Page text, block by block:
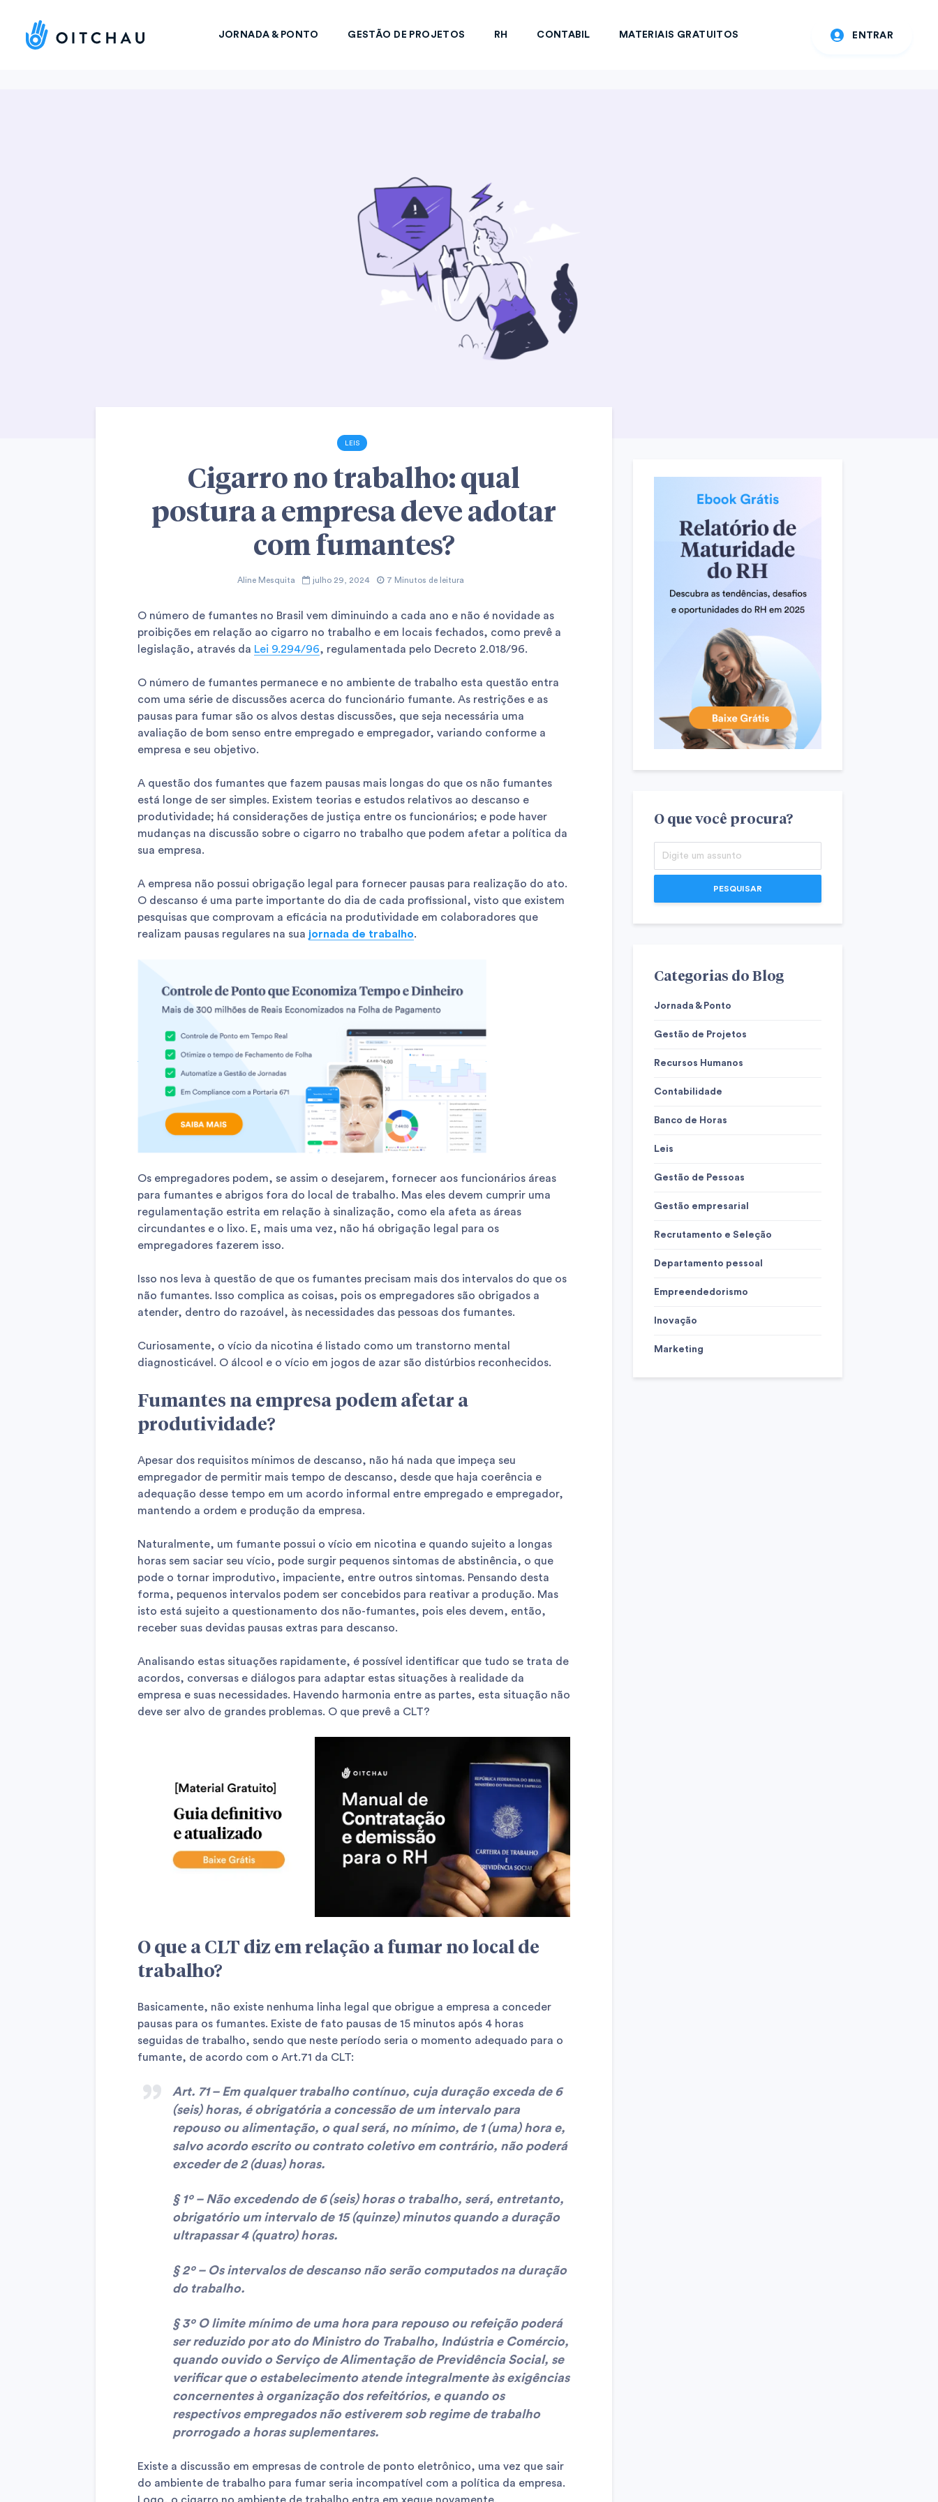
JORNADA & PONTO GESTÃO DE PROJETOS RH CONTABIL MATERIAIS GRATUITOS ENTRAR
LEIS
Cigarro no trabalho: qual
postura a empresa deve adotar
com fumantes?
Aline Mesquita julho 29, 2024 7 Minutos de leitura
O número de fumantes no Brasil vem diminuindo a cada ano e não é novidade as
proibições em relação ao cigarro no trabalho e em locais fechados, como prevê a
legislação, através da Lei 9.294/96, regulamentada pelo Decreto 2.018/96.
O número de fumantes permanece e no ambiente de trabalho esta questão entra
com uma série de discussões acerca do funcionário fumante. As restrições e as
pausas para fumar são os alvos destas discussões, que seja necessária uma
avaliação de bom senso entre empregado e empregador, variando conforme a
empresa e seu objetivo.
A questão dos fumantes que fazem pausas mais longas do que os não fumantes
está longe de ser simples. Existem teorias e estudos relativos ao descanso e
produtividade; há considerações de justiça entre os funcionários; e pode haver
mudanças na discussão sobre o cigarro no trabalho que podem afetar a política da
sua empresa.
A empresa não possui obrigação legal para fornecer pausas para realização do ato.
O descanso é uma parte importante do dia de cada profissional, visto que existem
pesquisas que comprovam a eficácia na produtividade em colaboradores que
realizam pausas regulares na sua jornada de trabalho.
Os empregadores podem, se assim o desejarem, fornecer aos funcionários áreas
para fumantes e abrigos fora do local de trabalho. Mas eles devem cumprir uma
regulamentação estrita em relação à sinalização, como ela afeta as áreas
circundantes e o lixo. E, mais uma vez, não há obrigação legal para os
empregadores fazerem isso.
Isso nos leva à questão de que os fumantes precisam mais dos intervalos do que os
não fumantes. Isso complica as coisas, pois os empregadores são obrigados a
atender, dentro do razoável, às necessidades das pessoas dos fumantes.
Curiosamente, o vício da nicotina é listado como um transtorno mental
diagnosticável. O álcool e o vício em jogos de azar são distúrbios reconhecidos.
Fumantes na empresa podem afetar a
produtividade?
Apesar dos requisitos mínimos de descanso, não há nada que impeça seu
empregador de permitir mais tempo de descanso, desde que haja coerência e
adequação desse tempo em um acordo informal entre empregado e empregador,
mantendo a ordem e produção da empresa.
Naturalmente, um fumante possui o vício em nicotina e quando sujeito a longas
horas sem saciar seu vício, pode surgir pequenos sintomas de abstinência, o que
pode o tornar improdutivo, impaciente, entre outros sintomas. Pensando desta
forma, pequenos intervalos podem ser concebidos para reativar a produção. Mas
isto está sujeito a questionamento dos não-fumantes, pois eles devem, então,
receber suas devidas pausas extras para descanso.
Analisando estas situações rapidamente, é possível identificar que tudo se trata de
acordos, conversas e diálogos para adaptar estas situações à realidade da
empresa e suas necessidades. Havendo harmonia entre as partes, esta situação não
deve ser alvo de grandes problemas. O que prevê a CLT?
O que a CLT diz em relação a fumar no local de
trabalho?
Basicamente, não existe nenhuma linha legal que obrigue a empresa a conceder
pausas para os fumantes. Existe de fato pausas de 15 minutos após 4 horas
seguidas de trabalho, sendo que neste período seria o momento adequado para o
fumante, de acordo com o Art.71 da CLT:
Art. 71 – Em qualquer trabalho contínuo, cuja duração exceda de 6
(seis) horas, é obrigatória a concessão de um intervalo para
repouso ou alimentação, o qual será, no mínimo, de 1 (uma) hora e,
salvo acordo escrito ou contrato coletivo em contrário, não poderá
exceder de 2 (duas) horas.
§ 1º – Não excedendo de 6 (seis) horas o trabalho, será, entretanto,
obrigatório um intervalo de 15 (quinze) minutos quando a duração
ultrapassar 4 (quatro) horas.
§ 2º – Os intervalos de descanso não serão computados na duração
do trabalho.
§ 3º O limite mínimo de uma hora para repouso ou refeição poderá
ser reduzido por ato do Ministro do Trabalho, Indústria e Comércio,
quando ouvido o Serviço de Alimentação de Previdência Social, se
verificar que o estabelecimento atende integralmente às exigências
concernentes à organização dos refeitórios, e quando os
respectivos empregados não estiverem sob regime de trabalho
prorrogado a horas suplementares.
Existe a discussão em empresas de controle de ponto eletrônico, uma vez que sair
do ambiente de trabalho para fumar seria incompatível com a política da empresa.
Logo, o cigarro no ambiente de trabalho entra em xeque novamente.
O que você procura?
PESQUISAR
Categorias do Blog
Jornada & Ponto
Gestão de Projetos
Recursos Humanos
Contabilidade
Banco de Horas
Leis
Gestão de Pessoas
Gestão empresarial
Recrutamento e Seleção
Departamento pessoal
Empreendedorismo
Inovação
Marketing